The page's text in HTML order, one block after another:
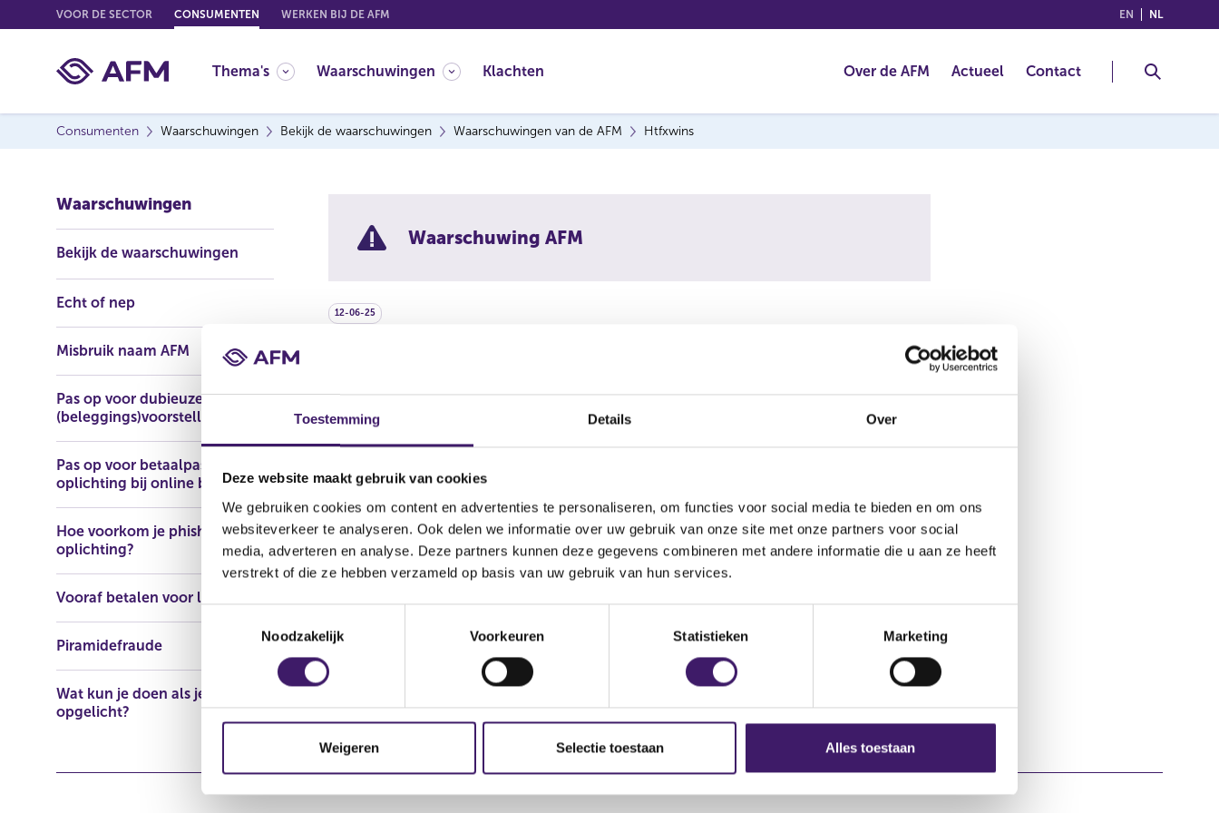
Toestemming Details Over
Deze website maakt gebruik van cookies
We gebruiken cookies om content en advertenties te personaliseren, om functies voor social media te bieden en om ons
websiteverkeer te analyseren. Ook delen we informatie over uw gebruik van onze site met onze partners voor social
media, adverteren en analyse. Deze partners kunnen deze gegevens combineren met andere informatie die u aan ze heeft
verstrekt of die ze hebben verzameld op basis van uw gebruik van hun services.
t
i
Noodzakelijk Voorkeuren Statistieken Marketing
Weigeren Selectie toestaan Alles toestaan
o
o
EN (ENGLISH)
NL
VOOR DE SECTOR CONSUMENTEN WERKEN BIJ DE AFM
Thema's Waarschuwingen Klachten Over de AFM Actueel Contact
Consumenten Waarschuwingen Bekijk de waarschuwingen Waarschuwingen van de AFM Htfxwins
Waarschuwingen
Bekijk de waarschuwingen
Echt of nep
Misbruik naam AFM
Pas op voor dubieuze
(beleggings)voorstellen
Pas op voor betaalpasfraude en
oplichting bij online bankieren
Hoe voorkom je phishing en
oplichting?
Vooraf betalen voor lening
Piramidefraude
Wat kun je doen als je bent
opgelicht?
Waarschuwing AFM
12-06-25
De AFM waarschuwt consumenten om niet in te gaan op aanbiedingen van Htfxwins. Deze
Domeinnaam: www.htfxwins.com